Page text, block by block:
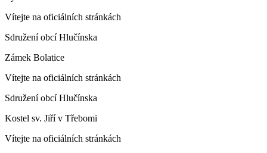
Vítejte na oficiálních stránkách
Sdružení obcí Hlučínska
Zámek Bolatice
Vítejte na oficiálních stránkách
Sdružení obcí Hlučínska
Kostel sv. Jiří v Třebomi
Vítejte na oficiálních stránkách